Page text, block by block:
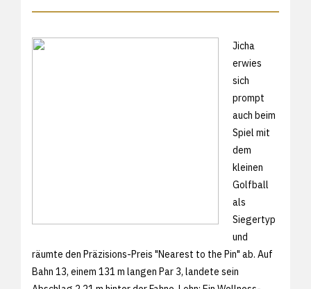
Jicha
erwies
sich
prompt
auch beim
Spiel mit
dem
kleinen
Golfball
als
Siegertyp
und
räumte den Präzisions-Preis "Nearest to the Pin" ab. Auf
Bahn 13, einem 131 m langen Par 3, landete sein